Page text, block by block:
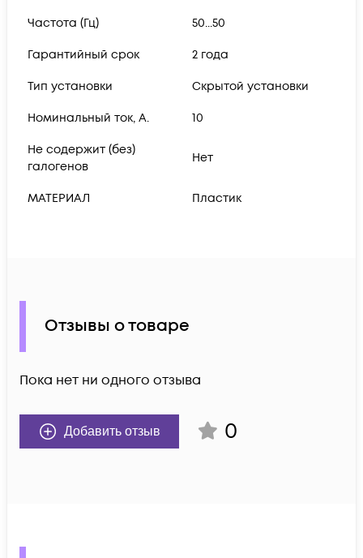
Частота (Гц) 50...50
Гарантийный срок 2 года
Тип установки Скрытой установки
Номинальный ток, А. 10
Не содержит (без)
галогенов
Нет
МАТЕРИАЛ Пластик
Отзывы о товаре
Пока нет ни одного отзыва
Добавить отзыв 0